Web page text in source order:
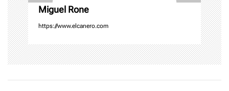
Miguel Rone
https://www.elcanero.com